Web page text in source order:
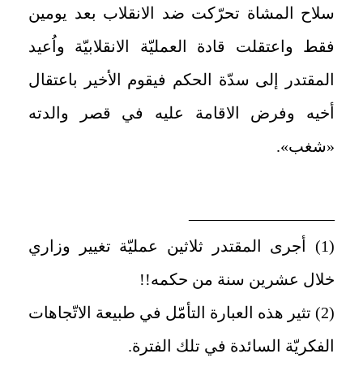
سلاح المشاة تحرّكت ضد الانقلاب بعد يومين
فقط واعتقلت قادة العمليّة الانقلابيّة واُعيد
المقتدر إلى سدّة الحكم فيقوم الأخير باعتقال
أخيه وفرض الاقامة عليه في قصر والدته
«شغب».
(1) أجرى المقتدر ثلاثين عمليّة تغيير وزاري
خلال عشرين سنة من حكمه!!
(2) تثير هذه العبارة التأمّل في طبيعة الاتّجاهات
الفكريّة السائدة في تلك الفترة.